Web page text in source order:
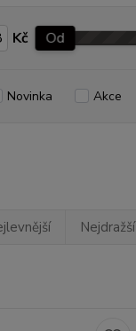
Kč Od
Novinka Akce
Nejdražší